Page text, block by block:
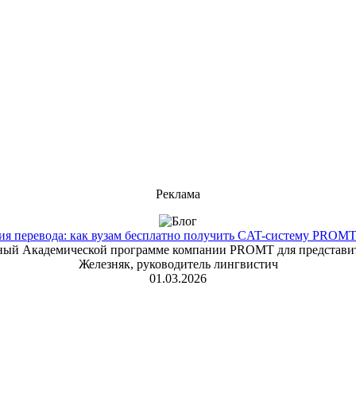
Реклама
перевода: как вузам бесплатно получить CAT-систему
Академической программе компании PROMT для
Железняк, руководитель лингвистич
01.03.2026